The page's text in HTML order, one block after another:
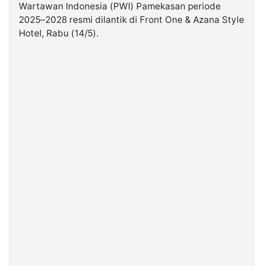
Wartawan Indonesia (PWI) Pamekasan periode
2025–2028 resmi dilantik di Front One & Azana Style
Hotel, Rabu (14/5).